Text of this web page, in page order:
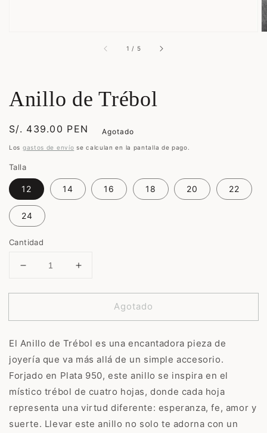
1 / de
5
Anillo de Trébol
Precio
habitual
S/. 439.00 PEN Agotado
Los gastos de envío se calculan en la pantalla de pago.
Talla
12 14 16 18 20 22
24
Cantidad
Reducir
para
de
Aumentar
para
de
Agotado
El Anillo de Trébol es una encantadora pieza de
joyería que va más allá de un simple accesorio.
Forjado en Plata 950, este anillo se inspira en el
místico trébol de cuatro hojas, donde cada hoja
representa una virtud diferente: esperanza, fe, amor y
suerte. Llevar este anillo no solo te adorna con un